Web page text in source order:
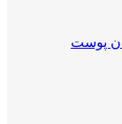
پوست